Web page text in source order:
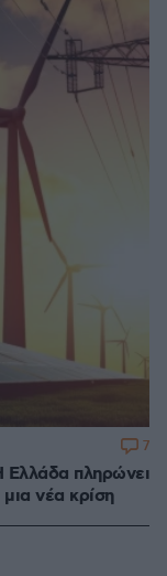
Ελλάδα πληρώνει
νέα κρίση
7